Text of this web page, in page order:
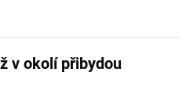
v okolí přibydou